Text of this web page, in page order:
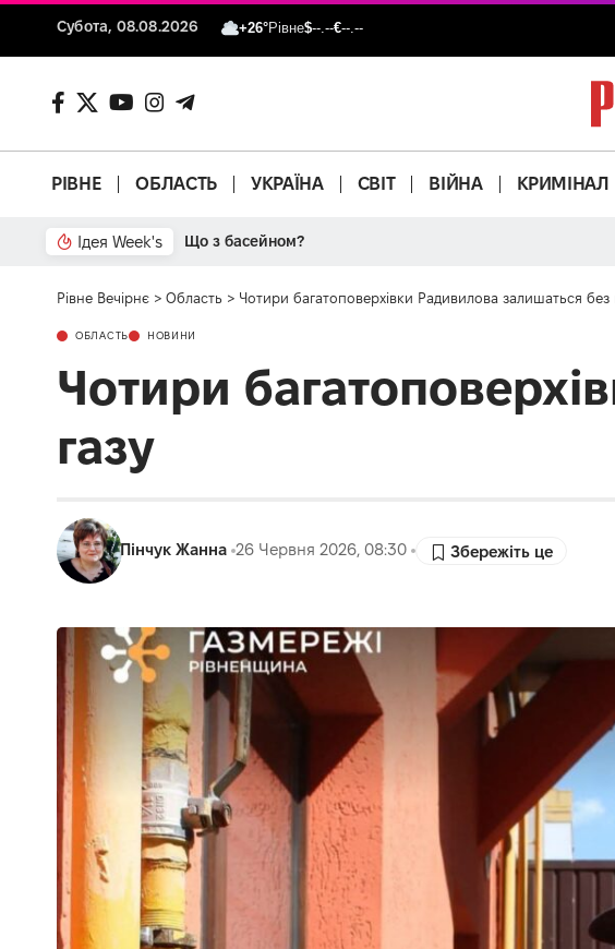
Субота, 08.08.2026 +26°Рівне$--.--€--.--
РІВНЕ ОБЛАСТЬ УКРАЇНА СВІТ ВІЙНА КРИМІНАЛ
Ідея Week's Що з басейном?
Рівне Вечірнє > Область > Чотири багатоповерхівки Радивилова залишаться без
ОБЛАСТЬ НОВИНИ
Чотири
газу
Пінчук Жанна 26 Червня 2026, 08:30